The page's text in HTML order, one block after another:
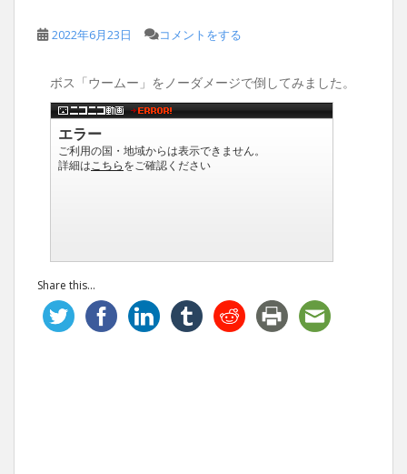
2022年6月23日 コメントをする
ボス「ウームー」をノーダメージで倒してみました。
Share this...